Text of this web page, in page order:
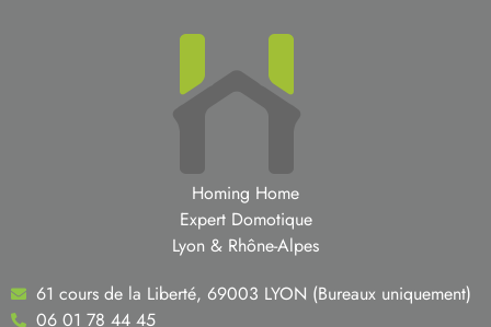
Homing Home
Expert Domotique
Lyon & Rhône-Alpes
61 cours de la Liberté, 69003 LYON (Bureaux uniquement)
06 01 78 44 45